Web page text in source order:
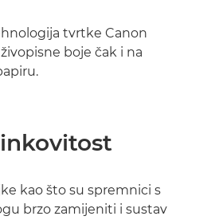
tvrtke Canon
boje čak i na
kao što su spremnici s
brzo zamijeniti i sustav